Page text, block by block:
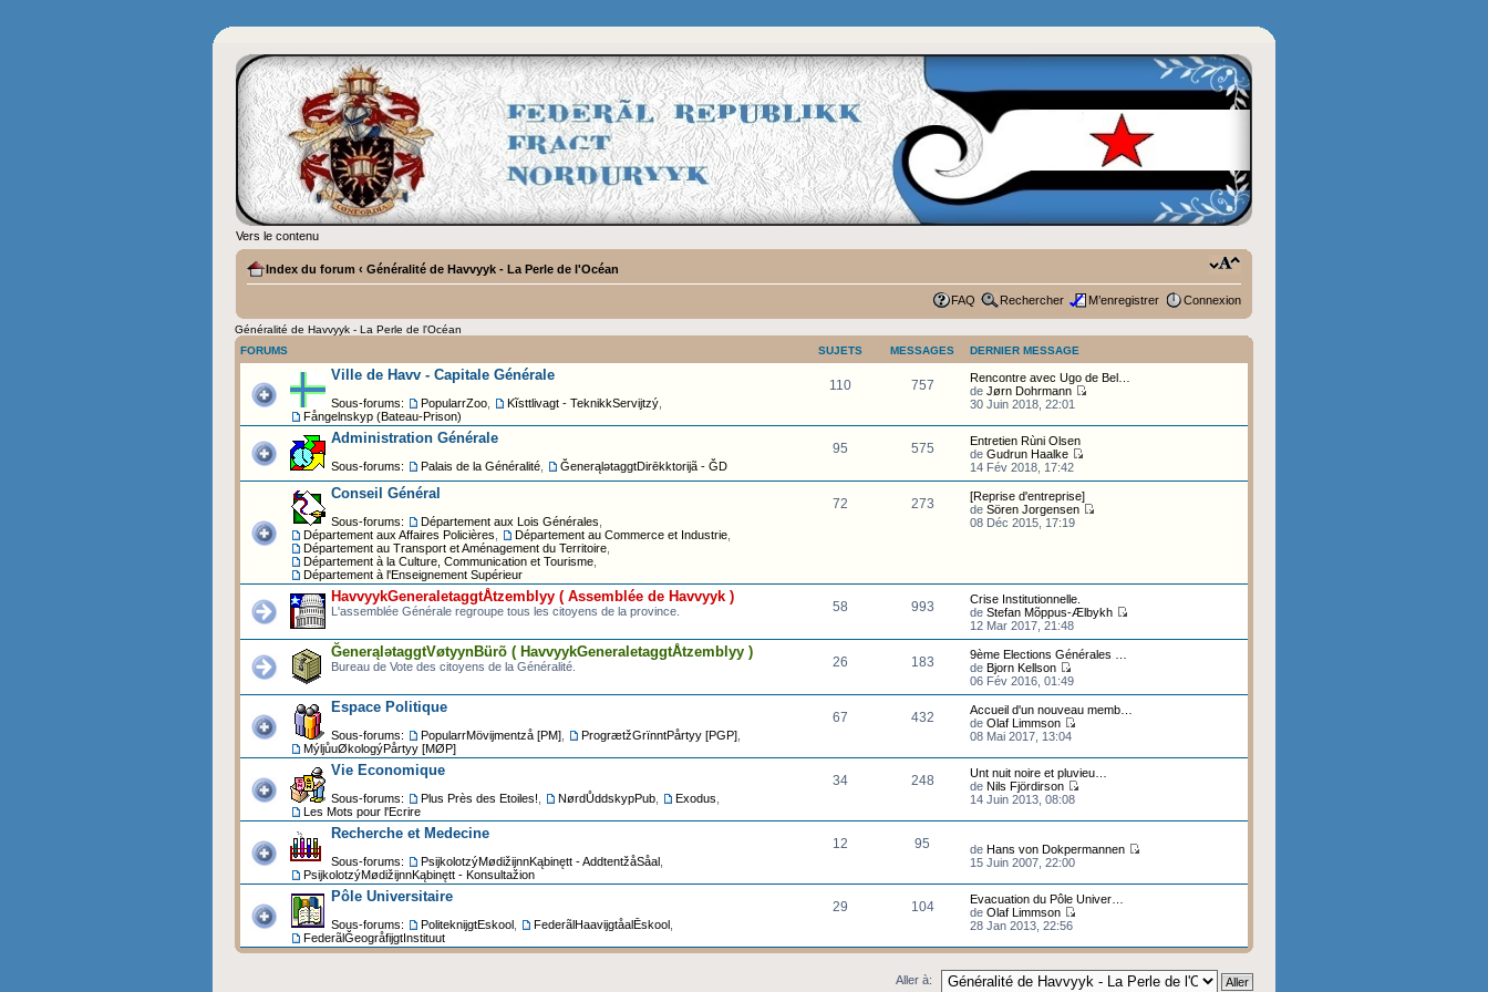
Vers le contenu
Index du forum ‹ Généralité de Havvyyk - La Perle de l'Océan
FAQ Rechercher M’enregistrer Connexion
Généralité de Havvyyk - La Perle de l'Océan
FORUMS
SUJETS MESSAGES DERNIER MESSAGE
Ville de Havv - Capitale Générale
Sous-forums: PopularrZoo Kĩsttlivagt - TeknikkServijtzý
Fångelnskyp (Bateau-Prison)
110 757
Rencontre avec Ugo de Bel…
de Jørn Dohrmann
30 Juin 2018, 22:01
Administration Générale
Sous-forums: Palais de la Généralité ĞenerąlətaggtDirēkktorijã - ĞD
95 575
Entretien Rùni Olsen
de Gudrun Haalke
14 Fév 2018, 17:42
Conseil Général
Sous-forums: Département aux Lois Générales
Département aux Affaires Policières
Département au Commerce et Industrie
Département au Transport et Aménagement du Territoire
Département à la Culture, Communication et Tourisme
Département à l'Enseignement Supérieur
72 273
[Reprise d'entreprise]
de Sören Jorgensen
08 Déc 2015, 17:19
HavvyykGeneraletaggtÅtzemblyy ( Assemblée de Havvyyk )
L'assemblée Générale regroupe tous les citoyens de la province. 58 993
Crise Institutionnelle.
de Stefan Mõppus-Ælbykh
12 Mar 2017, 21:48
ĞenerąlətaggtVøtyynBürõ ( HavvyykGeneraletaggtÅtzemblyy )
Bureau de Vote des citoyens de la Généralité. 26 183
9ème Elections Générales …
de Bjorn Kellson
06 Fév 2016, 01:49
Espace Politique
Sous-forums: PopularrMövijmentzå [PM] ProgrætžGrïnntPårtyy [PGP]
MýljůuØkologýPårtyy [MØP]
67 432
Accueil d'un nouveau memb…
de Olaf Limmson
08 Mai 2017, 13:04
Vie Economique
Sous-forums: Plus Près des Etoiles! NørdŮddskypPub Exodus
Les Mots pour l'Ecrire
34 248
Unt nuit noire et pluvieu…
de Nils Fjördirson
14 Juin 2013, 08:08
Recherche et Medecine
Sous-forums: PsijkolotzýMødižijnnKąbinętt - AddtentžåSåal
PsijkolotzýMødižijnnKąbinętt - Konsultažion
12 95 de Hans von Dokpermannen
15 Juin 2007, 22:00
Pôle Universitaire
Sous-forums: PoliteknijgtEskool FederãlHaavijgtåalĒskool
FederãlĞeogråfijgtInstituut
29 104
Evacuation du Pôle Univer…
de Olaf Limmson
28 Jan 2013, 22:56
Aller à: